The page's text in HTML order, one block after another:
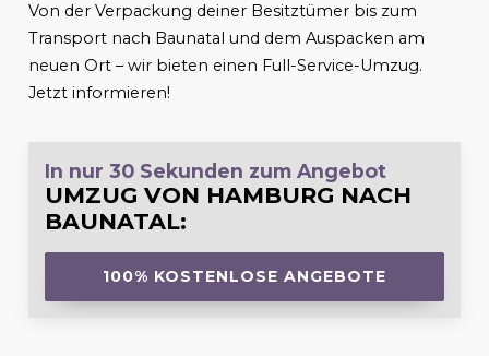
Von der Verpackung deiner Besitztümer bis zum
Transport nach Baunatal und dem Auspacken am
neuen Ort – wir bieten einen Full-Service-Umzug.
Jetzt informieren!
In nur 30 Sekunden zum Angebot
UMZUG VON HAMBURG NACH
BAUNATAL:
100% KOSTENLOSE ANGEBOTE